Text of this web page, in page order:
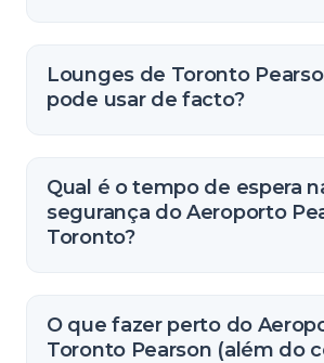
Lounges de Toronto
pode usar de facto?
Qual é o tempo de espera
segurança do Aeroporto
Toronto?
O que fazer perto do
Toronto Pearson (além do